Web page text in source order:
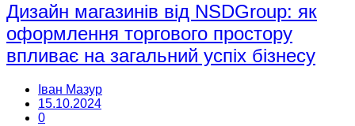
Дизайн магазинів від NSDGroup: як
оформлення торгового простору
впливає на загальний успіх бізнесу
Іван Мазур
15.10.2024
0